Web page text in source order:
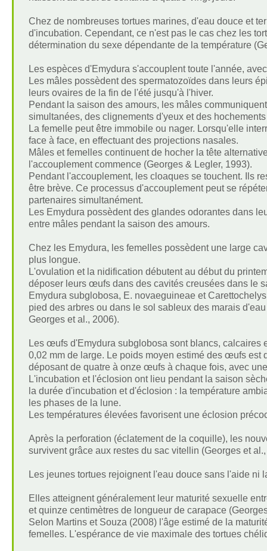
Chez de nombreuses tortues marines, d'eau douce et
d'incubation. Cependant, ce n'est pas le cas chez les
détermination du sexe dépendante de la température
Les espèces d'Emydura s'accouplent toute l'année,
Les mâles possèdent des spermatozoïdes dans leurs
leurs ovaires de la fin de l'été jusqu'à l'hiver.
Pendant la saison des amours, les mâles
simultanées, des clignements d'yeux et des
La femelle peut être immobile ou nager. Lorsqu'elle
face à face, en effectuant des projections nasales.
Mâles et femelles continuent de hocher la tête
l'accouplement commence (Georges & Legler, 1993).
Pendant l'accouplement, les cloaques se touchent. Ils
être brève. Ce processus d'accouplement peut se
partenaires simultanément.
Les Emydura possèdent des glandes odorantes dans
entre mâles pendant la saison des amours.
Chez les Emydura, les femelles possèdent une large
plus longue.
L'ovulation et la nidification débutent au début du
déposer leurs œufs dans des cavités creusées dans le
Emydura subglobosa, E. novaeguineae et
pied des arbres ou dans le sol sableux des marais
Georges et al., 2006).
Les œufs d'Emydura subglobosa sont blancs, calcaires
0,02 mm de large. Le poids moyen estimé des œufs est
déposant de quatre à onze œufs à chaque fois, avec
L'incubation et l'éclosion ont lieu pendant la saison
la durée d'incubation et d'éclosion : la température
les phases de la lune.
Les températures élevées favorisent une éclosion
Après la perforation (éclatement de la coquille), les
survivent grâce aux restes du sac vitellin (Georges et
Les jeunes tortues rejoignent l'eau douce sans l'aide ni
Elles atteignent généralement leur maturité sexuelle
et quinze centimètres de longueur de carapace
Selon Martins et Souza (2008) l'âge estimé de la
femelles. L'espérance de vie maximale des tortues